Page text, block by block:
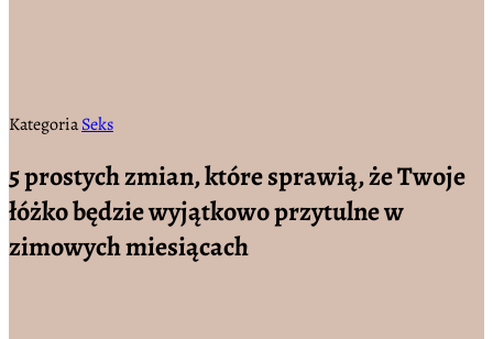
KategoriaSeks
5 prostych zmian, które sprawią, że Twoje
łóżko będzie wyjątkowo przytulne w
zimowych miesiącach